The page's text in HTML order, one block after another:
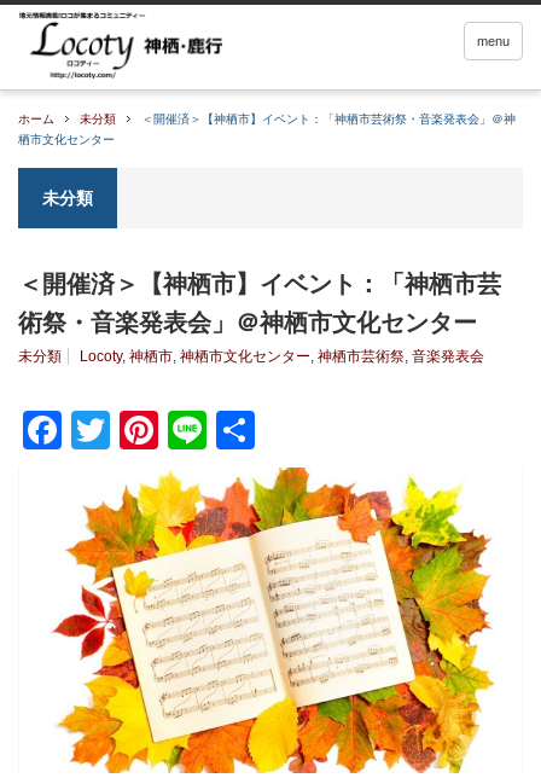
menu
ホーム 未分類
＜開催済＞【神栖市】イベント：「神栖市芸術祭・音楽発表会」＠神
栖市文化センター
未分類
＜開催済＞【神栖市】イベント：「神栖市芸
術祭・音楽発表会」＠神栖市文化センター
未分類 Locoty, 神栖市, 神栖市文化センター, 神栖市芸術祭, 音楽発表会
Facebook
TwitterPinterest
Line
有